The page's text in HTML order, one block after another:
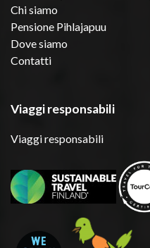
Chi siamo
Pensione Pihlajapuu
Dove siamo
Contatti
Viaggi responsabili
Viaggi responsabili